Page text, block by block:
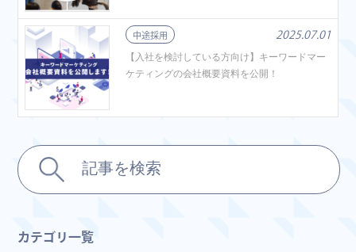
中途採用
2025.07.01
【入社を検討している方向け】キーワードマー
ケティングの会社概要資料を公開！
カテゴリ一覧